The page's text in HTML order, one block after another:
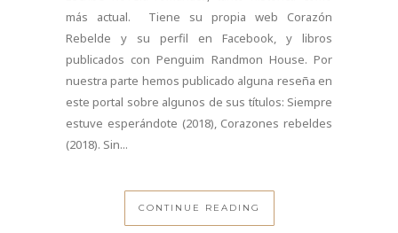
más actual. Tiene su propia web Corazón
Rebelde y su perfil en Facebook, y libros
publicados con Penguim Randmon House. Por
nuestra parte hemos publicado alguna reseña en
este portal sobre algunos de sus títulos: Siempre
estuve esperándote (2018), Corazones rebeldes
(2018). Sin...
CONTINUE READING